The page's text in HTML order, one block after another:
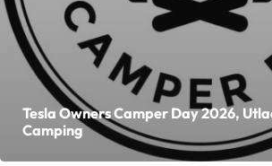
Tesla Owners Camper Day 2026,
Camping